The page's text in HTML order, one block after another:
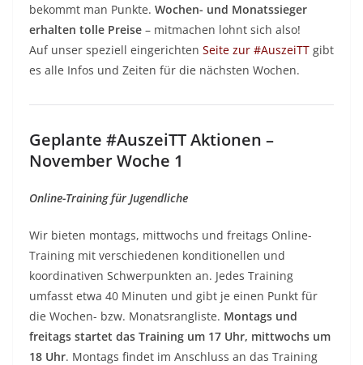
bekommt man Punkte. Wochen- und Monatssieger
erhalten tolle Preise – mitmachen lohnt sich also!
Auf unser speziell eingerichten Seite zur #AuszeiTT gibt
es alle Infos und Zeiten für die nächsten Wochen.
Geplante #AuszeiTT Aktionen –
November Woche 1
Online-Training für Jugendliche
Wir bieten montags, mittwochs und freitags Online-
Training mit verschiedenen konditionellen und
koordinativen Schwerpunkten an. Jedes Training
umfasst etwa 40 Minuten und gibt je einen Punkt für
die Wochen- bzw. Monatsrangliste. Montags und
freitags startet das Training um 17 Uhr, mittwochs um
18 Uhr. Montags findet im Anschluss an das Training